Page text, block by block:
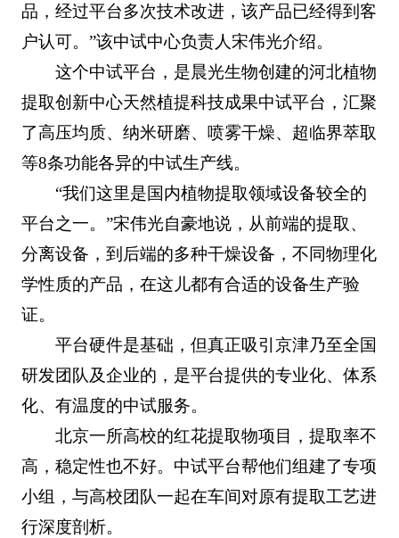
品，经过平台多次技术改进，该产品已经得到客
户认可。”该中试中心负责人宋伟光介绍。
这个中试平台，是晨光生物创建的河北植物
提取创新中心天然植提科技成果中试平台，汇聚
了高压均质、纳米研磨、喷雾干燥、超临界萃取
等8条功能各异的中试生产线。
“我们这里是国内植物提取领域设备较全的
平台之一。”宋伟光自豪地说，从前端的提取、
分离设备，到后端的多种干燥设备，不同物理化
学性质的产品，在这儿都有合适的设备生产验
证。
平台硬件是基础，但真正吸引京津乃至全国
研发团队及企业的，是平台提供的专业化、体系
化、有温度的中试服务。
北京一所高校的红花提取物项目，提取率不
高，稳定性也不好。中试平台帮他们组建了专项
小组，与高校团队一起在车间对原有提取工艺进
行深度剖析。